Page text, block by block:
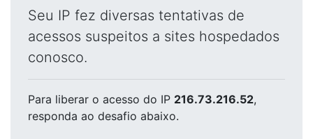
Seu IP fez diversas tentativas de
acessos suspeitos a sites hospedados
conosco.
Para liberar o acesso do IP 216.73.216.52,
responda ao desafio abaixo.